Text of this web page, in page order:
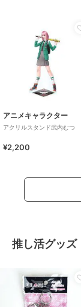
アニメキャラクター
アクリルスタンド武内むつ
¥2,200
推し活グッズ